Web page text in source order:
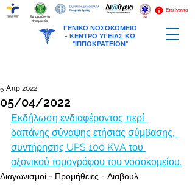
ΓΕΝΙΚΟ ΝΟΣΟΚΟΜΕΙΟ
- ΚΕΝΤΡΟ ΥΓΕΙΑΣ ΚΩ
"ΙΠΠΟΚΡΑΤΕΙΟΝ"
Επείγοντα
Εφημερεύοντα
Φαρμακεία
05/04/2022
5 Απρ 2022
Εκδήλωση ενδιαφέροντος περί
δαπάνης σύναψης ετήσιας σύμβασης,
συντήρησης UPS 100 KVA του
αξονικού τομογράφου του νοσοκομείου.
Διαγωνισμοί - Προμήθειες - Διαβουλ